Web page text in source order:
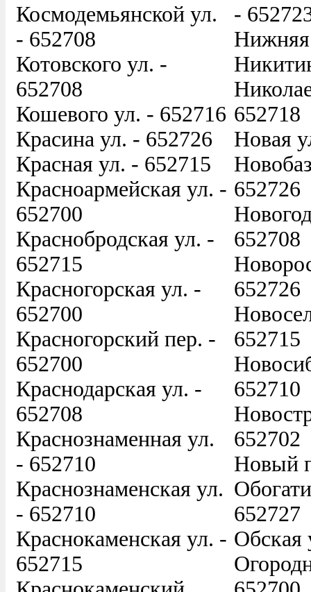
Космодемьянской ул.
- 652708
Котовского ул. -
652708
Кошевого ул. - 652716
Красина ул. - 652726
Красная ул. - 652715
Красноармейская ул. -
652700
Краснобродская ул. -
652715
Красногорская ул. -
652700
Красногорский пер. -
652700
Краснодарская ул. -
652708
Краснознаменная ул.
- 652710
Краснознаменская ул.
- 652710
Краснокаменская ул. -
652715
-
Нижняя
652718
Новая
652726
652708
652726
652715
652710
652702
Новый
652727
Обская